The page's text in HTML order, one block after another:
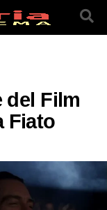
del Film
Fiato